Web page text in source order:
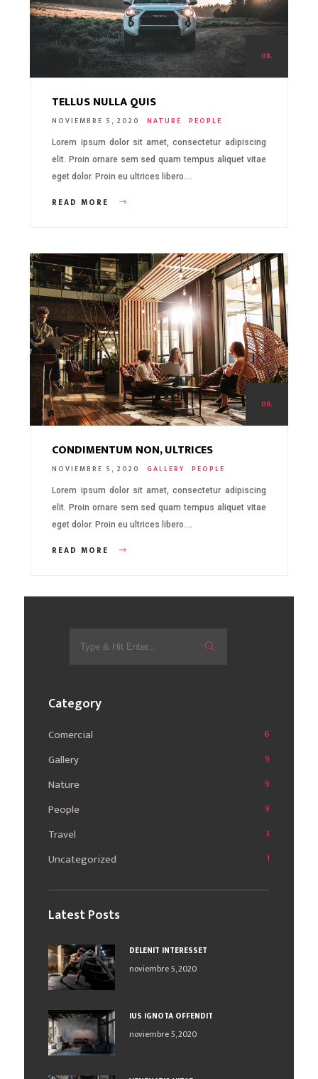
08.
TELLUS NULLA QUIS
NOVIEMBRE 5, 2020 NATURE PEOPLE
Lorem ipsum dolor sit amet, consectetur adipiscing
elit. Proin ornare sem sed quam tempus aliquet vitae
eget dolor. Proin eu ultrices libero….
READ MORE
09.
CONDIMENTUM NON, ULTRICES
NOVIEMBRE 5, 2020 GALLERY PEOPLE
Lorem ipsum dolor sit amet, consectetur adipiscing
elit. Proin ornare sem sed quam tempus aliquet vitae
eget dolor. Proin eu ultrices libero….
READ MORE
for:
Category
Comercial 6
Gallery 9
Nature 9
People 9
Travel 3
Uncategorized 1
Latest Posts
DELENIT INTERESSET
noviembre 5, 2020
IUS IGNOTA OFFENDIT
noviembre 5, 2020